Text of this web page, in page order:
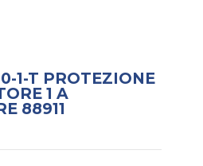
1-T PROTEZIONE
1 A
88911